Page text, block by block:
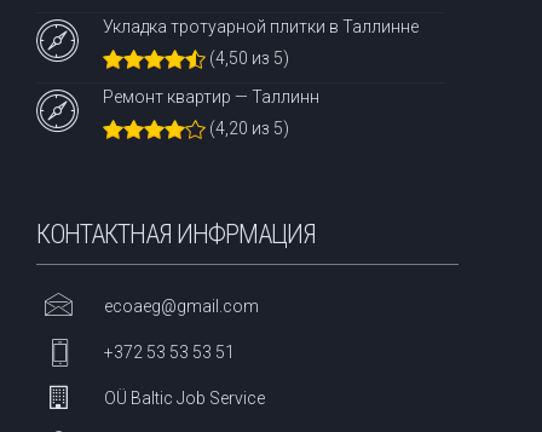
Укладка тротуарной плитки в Таллинне
(4,50 из 5)
Ремонт квартир — Таллинн
(4,20 из 5)
КОНТАКТНАЯ ИНФРМАЦИЯ
ecoaeg@gmail.com
+372 53 53 53 51
OÜ Baltic Job Service